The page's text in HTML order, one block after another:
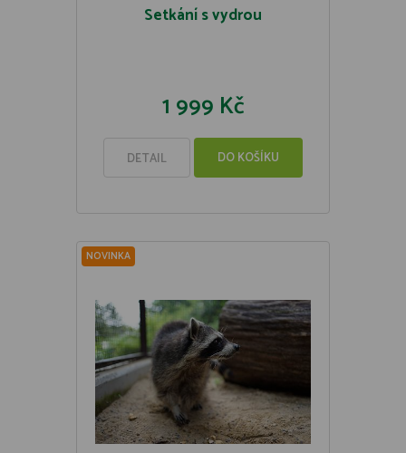
Setkání s vydrou
1 999 Kč
DETAIL DO KOŠÍKU
NOVINKA